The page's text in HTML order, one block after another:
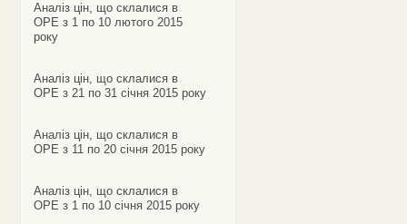
Аналіз цін, що склалися в
ОРЕ з 1 по 10 лютого 2015
року
Аналіз цін, що склалися в
ОРЕ з 21 по 31 січня 2015 року
Аналіз цін, що склалися в
ОРЕ з 11 по 20 січня 2015 року
Аналіз цін, що склалися в
ОРЕ з 1 по 10 січня 2015 року